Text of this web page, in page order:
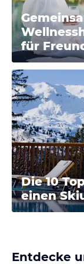
für
Die 10
einen
Entdecke